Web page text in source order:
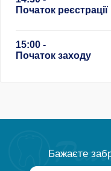
Початок реєстрації
15:00 -
Початок заходу
Бажаєте